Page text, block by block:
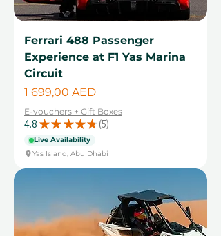
Ferrari 488 Passenger
Experience at F1 Yas Marina
Circuit
Цена
1 699,00 AED
E-vouchers + Gift Boxes
4.8 ★ ★ ★ ★ ★ 5
5
Live Availability
Yas Island, Abu Dhabi